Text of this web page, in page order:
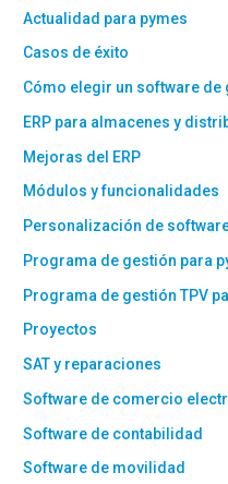
Actualidad para pymes
Casos de éxito
Cómo elegir un software de
ERP para almacenes y
Mejoras del ERP
Módulos y funcionalidades
Personalización de
Programa de gestión para
Programa de gestión TPV
Proyectos
SAT y reparaciones
Software de comercio
Software de contabilidad
Software de movilidad